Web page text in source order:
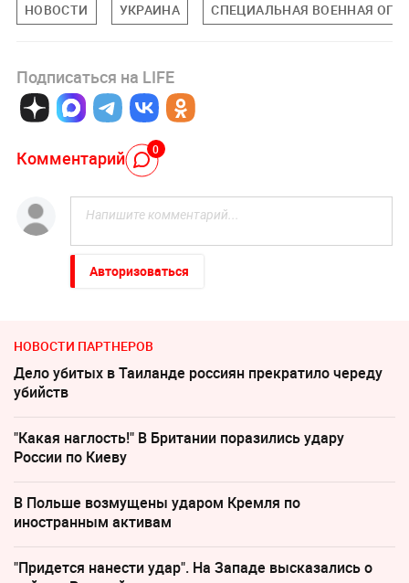
НОВОСТИ УКРАИНА СПЕЦИАЛЬНАЯ ВОЕННАЯ
Подписаться на LIFE
Комментарий 0
Авторизоваться
НОВОСТИ ПАРТНЕРОВ
Дело убитых в Таиланде россиян прекратило череду
убийств
"Какая наглость!" В Британии поразились удару
России по Киеву
В Польше возмущены ударом Кремля по
иностранным активам
"Придется нанести удар". На Западе высказались о